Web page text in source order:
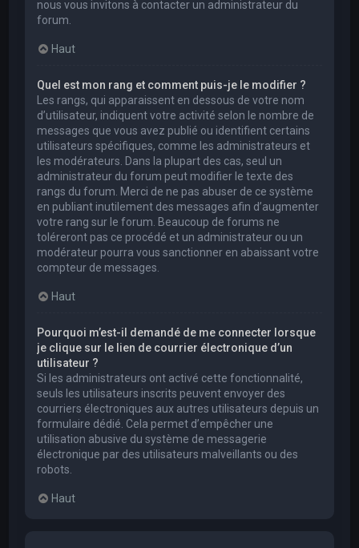
nous vous invitons à contacter un administrateur du
forum.
Haut
Quel est mon rang et comment puis-je le modifier ?
Les rangs, qui apparaissent en dessous de votre nom
d’utilisateur, indiquent votre activité selon le nombre de
messages que vous avez publié ou identifient certains
utilisateurs spécifiques, comme les administrateurs et
les modérateurs. Dans la plupart des cas, seul un
administrateur du forum peut modifier le texte des
rangs du forum. Merci de ne pas abuser de ce système
en publiant inutilement des messages afin d’augmenter
votre rang sur le forum. Beaucoup de forums ne
toléreront pas ce procédé et un administrateur ou un
modérateur pourra vous sanctionner en abaissant votre
compteur de messages.
Haut
Pourquoi m’est-il demandé de me connecter lorsque
je clique sur le lien de courrier électronique d’un
utilisateur ?
Si les administrateurs ont activé cette fonctionnalité,
seuls les utilisateurs inscrits peuvent envoyer des
courriers électroniques aux autres utilisateurs depuis un
formulaire dédié. Cela permet d’empêcher une
utilisation abusive du système de messagerie
électronique par des utilisateurs malveillants ou des
robots.
Haut